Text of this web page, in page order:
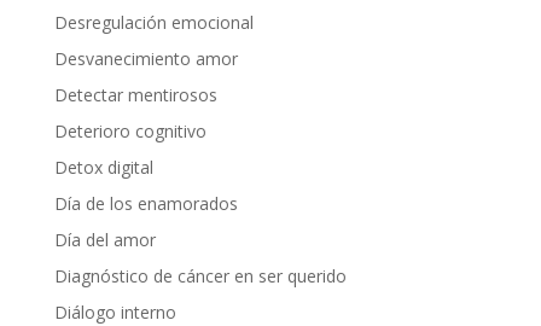
Desregulación emocional
Desvanecimiento amor
Detectar mentirosos
Deterioro cognitivo
Detox digital
Día de los enamorados
Día del amor
Diagnóstico de cáncer en ser querido
Diálogo interno